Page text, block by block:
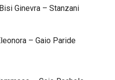
Ginevra – Stanzani
– Gaio Paride